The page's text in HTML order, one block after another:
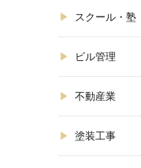
スクール・塾
ビル管理
不動産業
塗装工事